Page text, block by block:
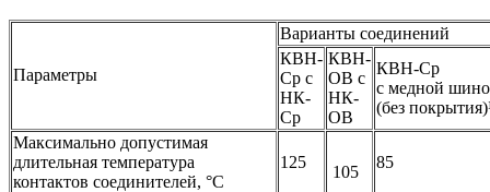
Параметры
Варианты соединений
КВН-
Ср с
НК-
Ср
КВН-
ОВ с
НК-
ОВ
КВН-Ср
с медной
(без
Максимально допустимая
длительная температура
контактов соединителей, °C
125
105
85